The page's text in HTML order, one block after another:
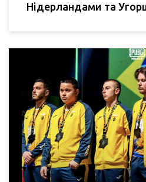
Нідерландами та